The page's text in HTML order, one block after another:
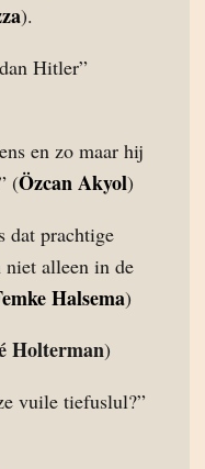
).
Hitler”
en zo maar hij
(Özcan Akyol)
dat prachtige
alleen in de
Halsema)
Holterman)
vuile tiefuslul?”